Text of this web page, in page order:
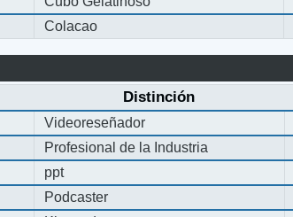
Colacao
Distinción
Videoreseñador
Profesional de la Industria
ppt
Podcaster